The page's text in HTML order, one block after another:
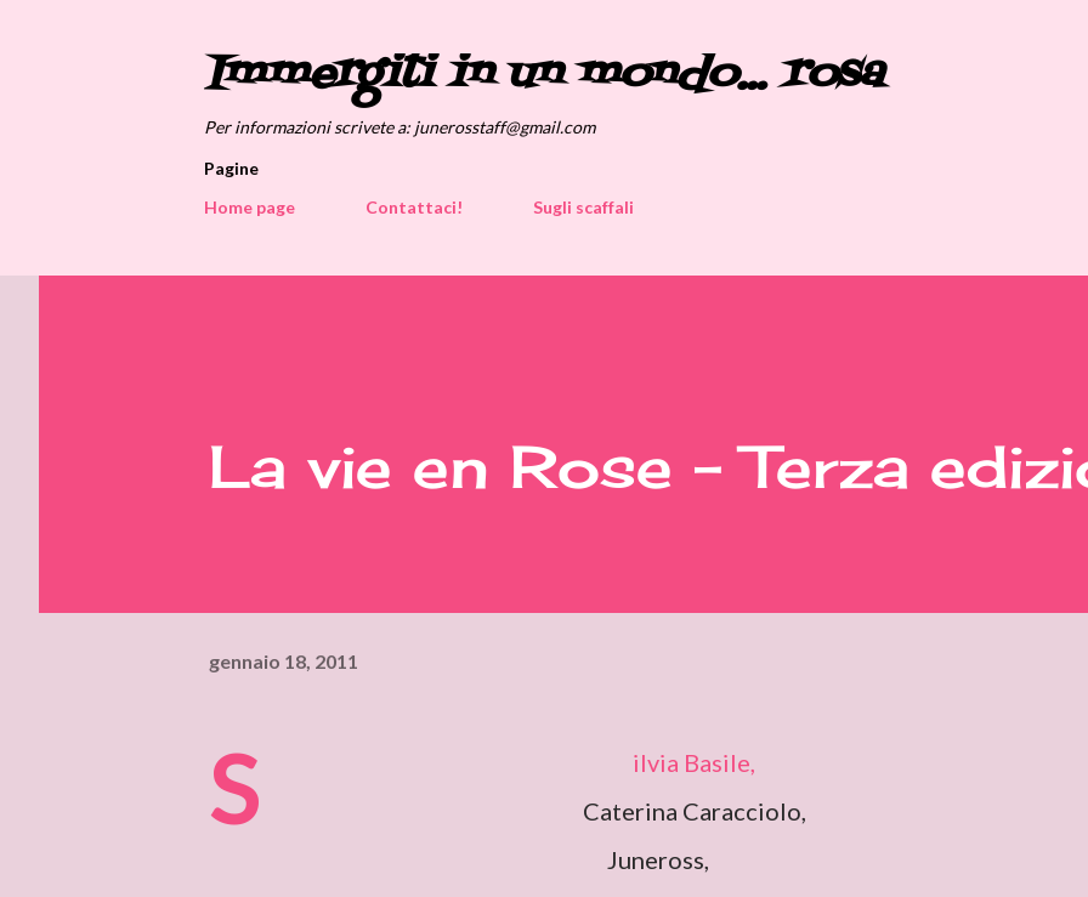
Immergiti in un mondo... rosa
Per informazioni scrivete a: junerosstaff@gmail.com
Pagine
Home page
Contattaci! Sugli scaffali
La vie en Rose - Terza
gennaio 18, 2011
S
ilvia Basile,
Caterina Caracciolo,
Juneross,